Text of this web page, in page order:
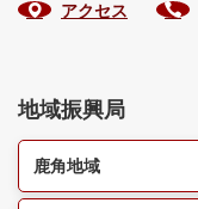
アクセス
地域振興局
鹿角地域